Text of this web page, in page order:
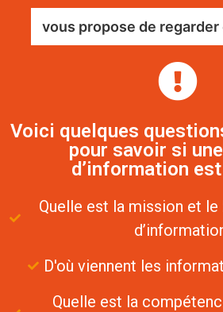
vous propose de
Voici quelques
pour savoir si
d’information
Quelle est la mission et
D'où viennent les
Quelle est la